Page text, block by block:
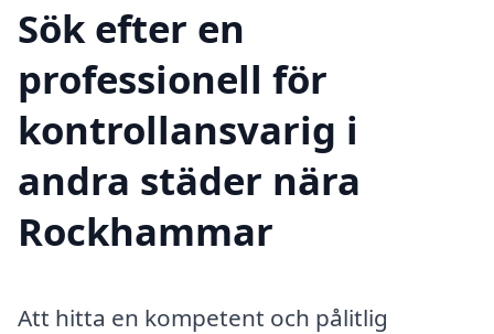
Sök efter en
professionell för
kontrollansvarig i
andra städer nära
Rockhammar
Att hitta en kompetent och pålitlig